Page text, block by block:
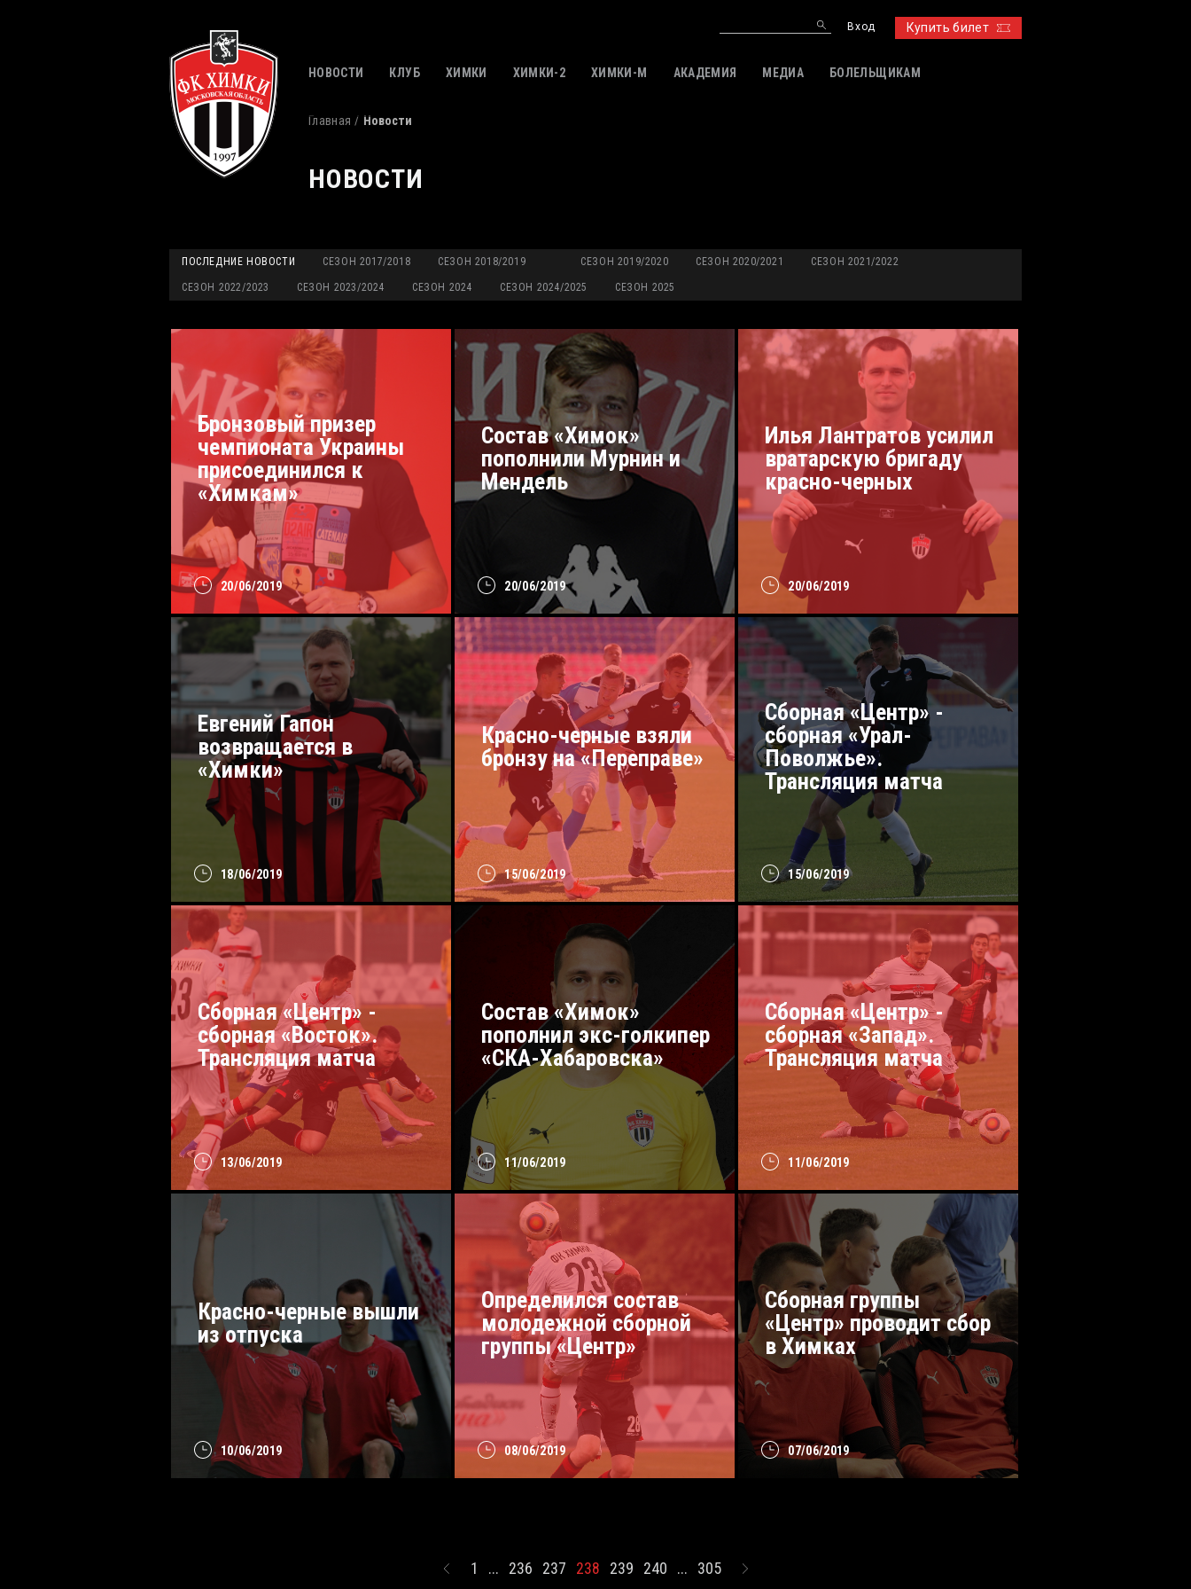
Купить билет
Вход
НОВОСТИ КЛУБ ХИМКИ ХИМКИ-2 ХИМКИ-M АКАДЕМИЯ МЕДИА БОЛЕЛЬЩИКАМ
Главная Новости
НОВОСТИ
ПОСЛЕДНИЕ НОВОСТИ СЕЗОН 2017/2018 СЕЗОН 2018/2019 СЕЗОН 2019/2020 СЕЗОН 2020/2021 СЕЗОН 2021/2022
СЕЗОН 2022/2023 СЕЗОН 2023/2024 СЕЗОН 2024 СЕЗОН 2024/2025 СЕЗОН 2025
20/06/2019
Бронзовый призер
чемпионата Украины
присоединился к
«Химкам»
20/06/2019
Состав «Химок»
пополнили Мурнин и
Мендель
20/06/2019
Илья Лантратов усилил
вратарскую бригаду
красно-черных
18/06/2019
Евгений Гапон
возвращается в
«Химки»
15/06/2019
Красно-черные взяли
бронзу на «Переправе»
15/06/2019
Сборная «Центр» -
сборная «Урал-
Поволжье».
Трансляция матча
13/06/2019
Сборная «Центр» -
сборная «Восток».
Трансляция матча
11/06/2019
Состав «Химок»
пополнил экс-голкипер
«СКА-Хабаровска»
11/06/2019
Сборная «Центр» -
сборная «Запад».
Трансляция матча
10/06/2019
Красно-черные вышли
из отпуска
08/06/2019
Определился состав
молодежной сборной
группы «Центр»
07/06/2019
Сборная группы
«Центр» проводит сбор
в Химках
1 ... 236 237 238 239 240 ... 305